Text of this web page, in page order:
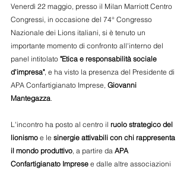
Venerdì 22 maggio, presso il Milan Marriott Centro
Congressi, in occasione del 74° Congresso
Nazionale dei Lions italiani, si è tenuto un
importante momento di confronto all'interno del
panel intitolato "Etica e responsabilità sociale
d'impresa", e ha visto la presenza del Presidente di
APA Confartigianato Imprese, Giovanni
Mantegazza.
L'incontro ha posto al centro il ruolo strategico del
lionismo e le sinergie attivabili con chi rappresenta
il mondo produttivo, a partire da APA
Confartigianato Imprese e dalle altre associazioni